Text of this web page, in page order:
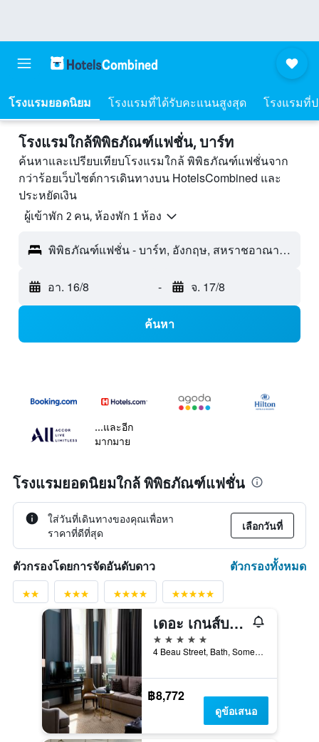
โรงแรมยอดนิยม โรงแรมที่ได้รับคะแนนสูงสุด โรงแรมที่
โรงแรมใกล้พิพิธภัณฑ์แฟชั่น, บาร์ท
ค้นหาและเปรียบเทียบโรงแรมใกล้ พิพิธภัณฑ์แฟชั่นจาก
กว่าร้อยเว็บไซต์การเดินทางบน HotelsCombined และ
ประหยัดเงิน
ผู้เข้าพัก 2 คน, ห้องพัก 1 ห้อง
พิพิธภัณฑ์แฟชั่น - บาร์ท, อังกฤษ, สหราชอาณาจักร
อา. 16/8 - จ. 17/8
ค้นหา
...และอีก
มากมาย
โรงแรมยอดนิยมใกล้ พิพิธภัณฑ์แฟชั่น
ใส่วันที่เดินทางของคุณเพื่อหา
ราคาที่ดีที่สุด
เลือกวันที่
ตัวกรองโดยการจัดอันดับดาว ตัวกรองทั้งหมด
เดอะ เกนส์บอโร บาท สปา
5 ดาว
4 Beau Street, Bath, Somerset, บาร์ท, สหราชอาณาจักร
฿8,772
ดูข้อเสนอ